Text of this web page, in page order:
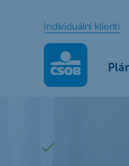
Individuálni klienti
Porovnanie
Vyberte si